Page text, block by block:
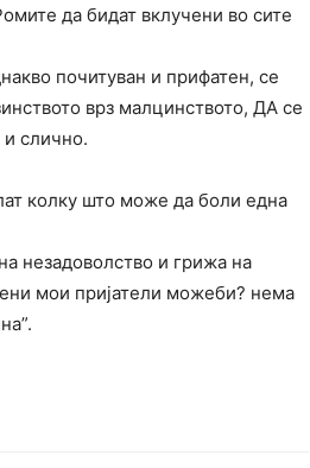
да бидат вклучени во сите
почитуван и прифатен, се
врз малцинството, ДА се
слично.
колку што може да боли една
незадоволство и грижа на
мои пријатели можеби? нема